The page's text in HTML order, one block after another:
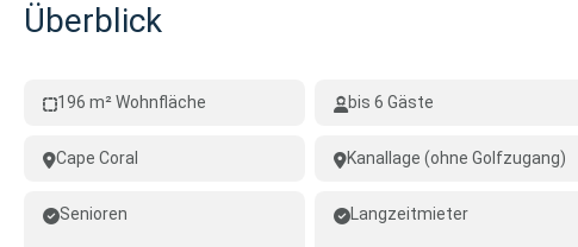
Überblick
196 m² Wohnfläche bis 6 Gäste
Cape Coral Kanallage (ohne Golfzugang)
Senioren Langzeitmieter